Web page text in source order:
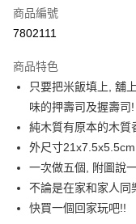
信用卡分期付款
合作金庫商業銀行
華南商業銀行
上海商業儲蓄銀行
國泰世華商業銀行
臺灣中小企業銀行
匯豐（台灣）商業銀行
聯邦商業銀行
元大商業銀行
玉山商業銀行
超商取貨付款
LINE Pay
Apple Pay
街口支付
商品編號
7802111
商品特色
只要把米飯填上, 舖
味的押壽司及握壽司!
純木質有原本的木質
外尺寸
一次做五個, 附圖說
不論是在家和家人同
快買一個回家玩吧!!